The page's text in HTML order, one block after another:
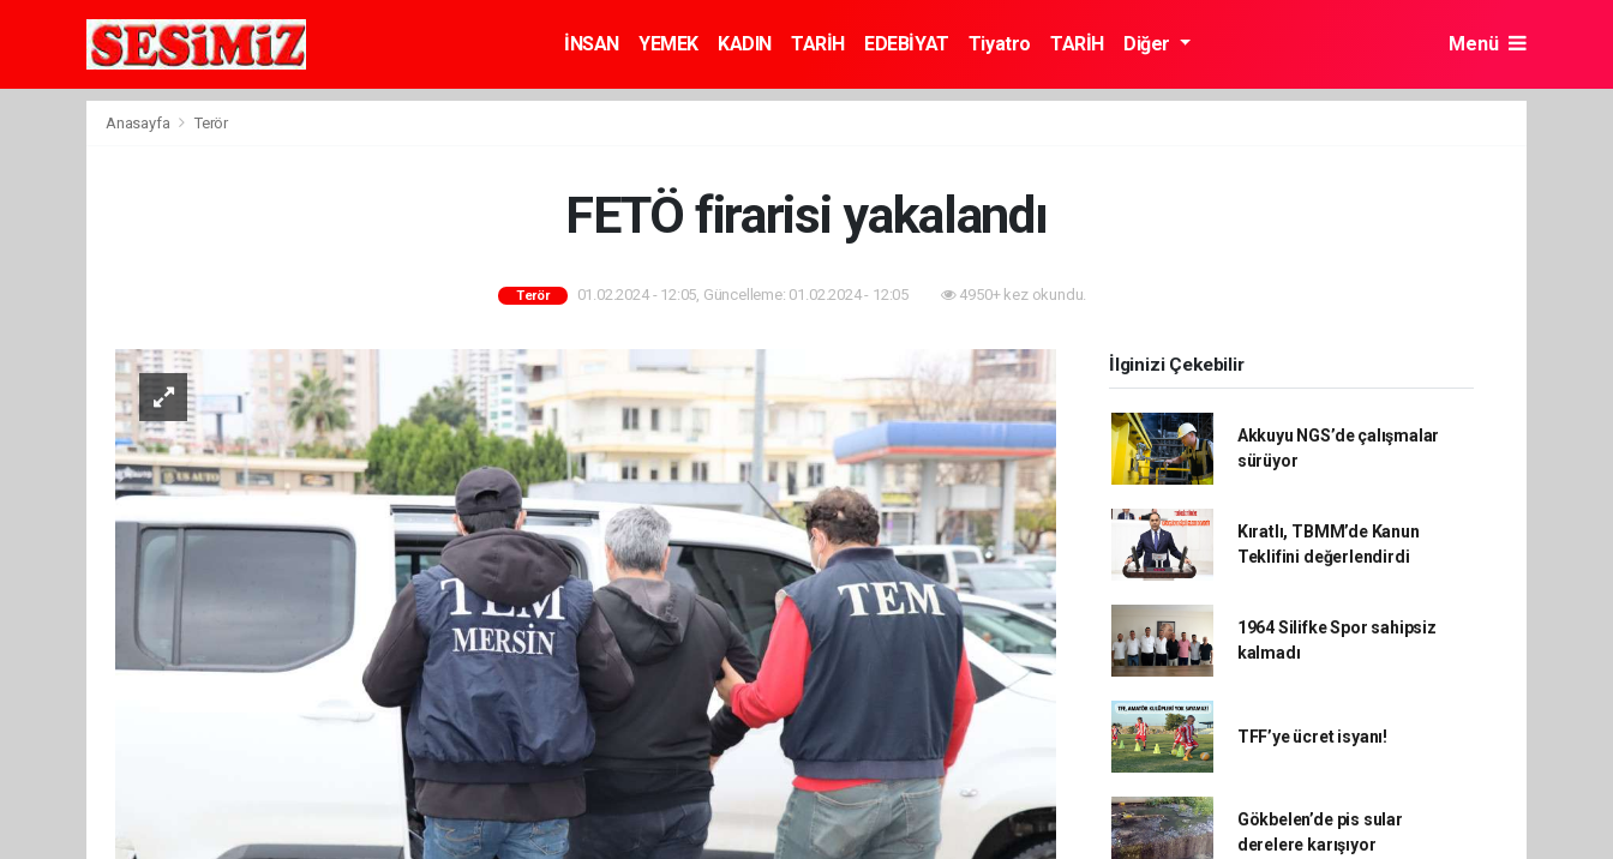
İNSAN YEMEK KADIN TARİH EDEBİYAT Tiyatro TARİH Diğer Menü
Anasayfa Terör
FETÖ firarisi yakalandı
Terör 01.02.2024 - 12:05, Güncelleme: 01.02.2024 - 12:05 4950+ kez okundu.
İlginizi Çekebilir
Akkuyu NGS’de çalışmalar
sürüyor
Kıratlı, TBMM’de Kanun
Teklifini değerlendirdi
1964 Silifke Spor sahipsiz
kalmadı
TFF’ye ücret isyanı!
Gökbelen’de pis sular
derelere karışıyor